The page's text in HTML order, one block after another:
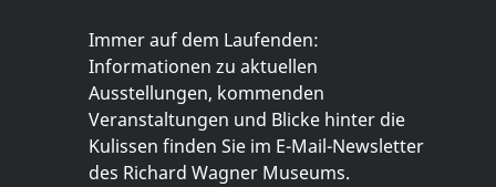
Immer auf dem Laufenden:
Informationen zu aktuellen
Ausstellungen, kommenden
Veranstaltungen und Blicke hinter die
Kulissen finden Sie im E-Mail-Newsletter
des Richard Wagner Museums.